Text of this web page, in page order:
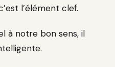
l’élément clef.
à notre bon sens, il